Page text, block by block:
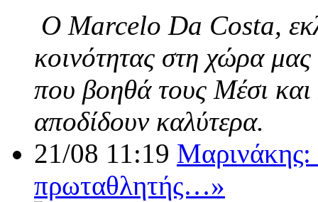
Ο Marcelo Da Costa,
κοινότητας στη χώρα
που βοηθά τους Μέσι και
αποδίδουν καλύτερα.
21/08 11:19 Μαρινάκης:
πρωταθλητής…»